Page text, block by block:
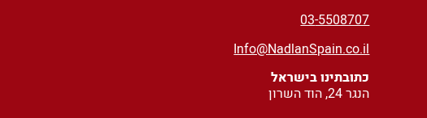
03-5508707
Info@NadlanSpain.co.il
כתובתינו בישראל
הנגר 24, הוד השרון